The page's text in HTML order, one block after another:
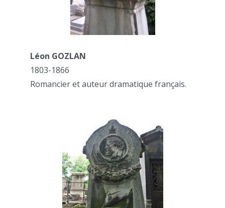
Léon GOZLAN
1803-1866
Romancier et auteur dramatique français.